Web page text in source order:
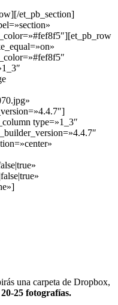
et_pb_section]
type=»1_3″
una carpeta de Dropbox,
20-25 fotografías.